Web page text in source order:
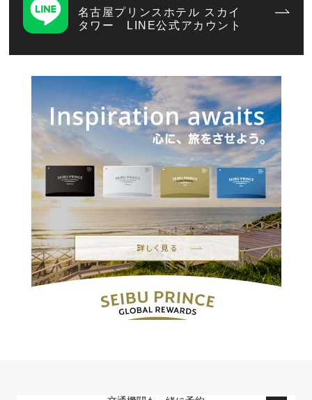
名古屋プリンスホテル スカイ
タワー LINE公式アカウント